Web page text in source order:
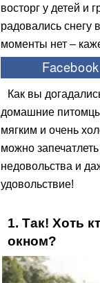
восторг у детей и
радовались снегу
моменты нет –
Как вы
домашние
мягким и очень
можно
недовольства и
удовольствие!
1. Так! Хоть
окном?